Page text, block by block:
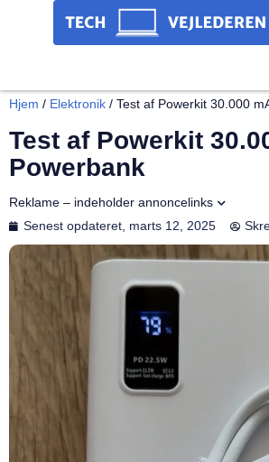
Hjem / Elektronik / Test af Powerkit 30.000
Test af Powerkit
Powerbank
Senest opdateret, marts 12, 2025
Reklame – indeholder annoncelinks